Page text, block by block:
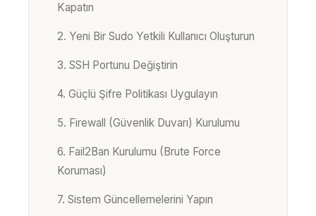
Kapatın
2. Yeni Bir Sudo Yetkili Kullanıcı Oluşturun
3. SSH Portunu Değiştirin
4. Güçlü Şifre Politikası Uygulayın
5. Firewall (Güvenlik Duvarı) Kurulumu
6. Fail2Ban Kurulumu (Brute Force
Koruması)
7. Sistem Güncellemelerini Yapın